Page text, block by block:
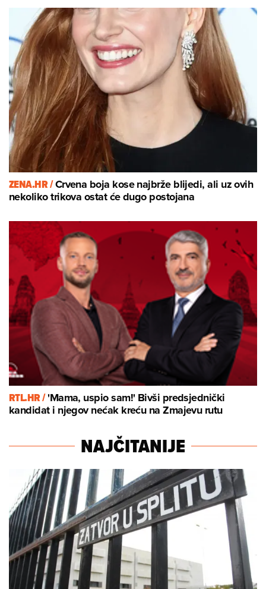
ZENA.HR /Crvena boja kose najbrže blijedi, ali uz ovih
nekoliko trikova ostat će dugo postojana
RTL.HR /'Mama, uspio sam!' Bivši predsjednički
kandidat i njegov nećak kreću na Zmajevu rutu
NAJČITANIJE